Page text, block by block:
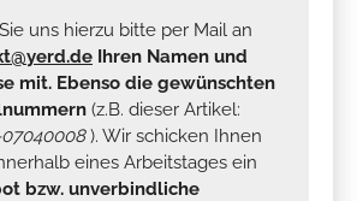
uns hierzu bitte per Mail an
Ihren Namen und
mit. Ebenso die gewünschten
(z.B. dieser Artikel:
07040008). Wir schicken Ihnen
eines Arbeitstages ein
bzw. unverbindliche